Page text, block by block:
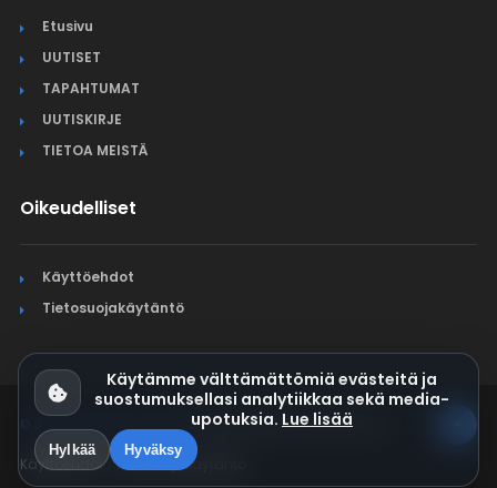
Etusivu
UUTISET
TAPAHTUMAT
UUTISKIRJE
TIETOA MEISTÄ
Oikeudelliset
Käyttöehdot
Tietosuojakäytäntö
© Jura Synchro 2015-2026. Kaikki oikeudet pidätetään.
Käyttöehdot Tietosuojakäytäntö
Käytämme välttämättömiä evästeitä ja
suostumuksellasi analytiikkaa sekä media-
upotuksia. Lue lisää
Hylkää Hyväksy